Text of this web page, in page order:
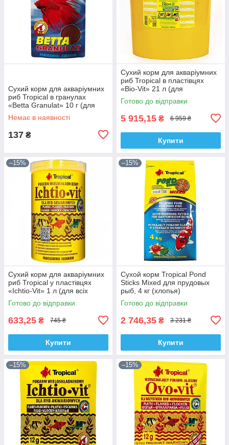
Сухий корм для акваріумних
риб Tropical в гранулах
«Betta Granulat» 10 г (для
петушків)
Немає в наявності
137 ₴
Сухий корм для акваріумних
риб Tropical в пластівцях
«Bio-Vit» 21 л (для
травоїдних риб)
Готово до відправки
5 915,15 ₴ 6 959 ₴
Купити
–15%
Сухий корм для акваріумних
риб Tropical у пластівцях
«Ichtio-Vit» 1 л (для всіх
акваріумних риб)
Готово до відправки
633,25 ₴ 745 ₴
Купити
–15%
Сухой корм Tropical Pond
Sticks Mixed для прудовых
рыб, 4 кг (хлопья)
Готово до відправки
2 746,35 ₴ 3 231 ₴
Купити
–15% –15%